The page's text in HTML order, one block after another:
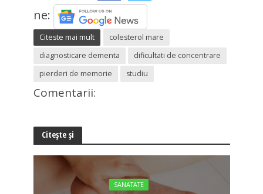
ne:
Citeste mai mult
colesterol mare
diagnosticare dementa
dificultati de concentrare
pierderi de memorie
studiu
Comentarii:
Citește și
SANATATE